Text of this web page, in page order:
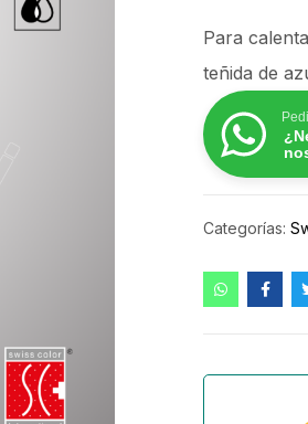
Para
teñida de
Categorías: